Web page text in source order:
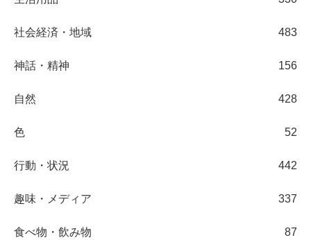
社会経済・地域 483
神話・精神 156
自然 428
色 52
行動・状況 442
趣味・メディア 337
食べ物・飲み物 87